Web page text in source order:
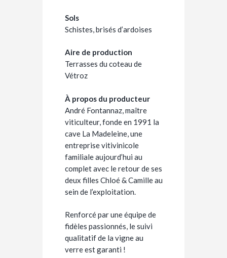
Sols
Schistes, brisés d’ardoises
Aire de production
Terrasses du coteau de
Vétroz
À propos du producteur
André Fontannaz, maître
viticulteur, fonde en 1991 la
cave La Madeleine, une
entreprise vitivinicole
familiale aujourd’hui au
complet avec le retour de ses
deux filles Chloé & Camille au
sein de l’exploitation.
Renforcé par une équipe de
fidèles passionnés, le suivi
qualitatif de la vigne au
verre est garanti !